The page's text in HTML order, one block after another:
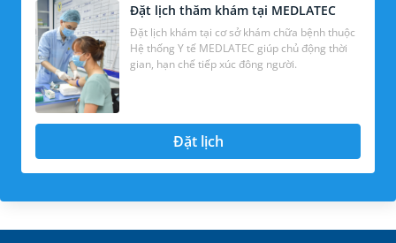
Đặt lịch thăm khám tại MEDLATEC
Đặt lịch khám tại cơ sở khám chữa bệnh thuộc
Hệ thống Y tế MEDLATEC giúp chủ động thời
gian, hạn chế tiếp xúc đông người.
Đặt lịch